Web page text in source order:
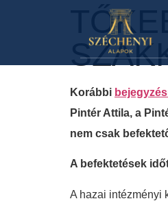
Korábbi
Pintér Attila, a
nem csak
A befektetések
A hazai intézményi